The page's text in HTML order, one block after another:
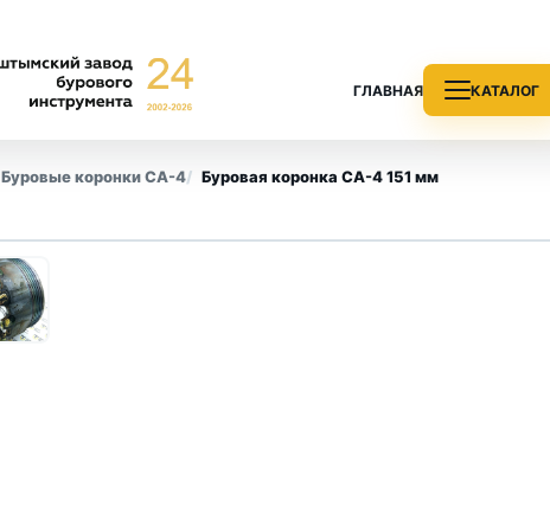
ГЛАВНАЯ КАТАЛОГ
Буровые коронки СА-4 Буровая коронка СА-4 151 мм